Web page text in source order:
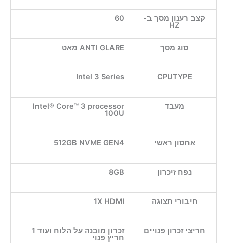
קצב רענון מסך ב-
HZ
60
סוג מסך ANTI GLARE מאט
CPUTYPE
Intel 3 Series
מעבד Intel® Core™ 3 processor
100U
אחסון ראשי 512GB NVME GEN4
נפח זיכרון 8GB
חיבורי תצוגה 1X HDMI
חריצי זכרון פנויים זכרון מובנה על הלוח ועוד 1
חריץ פנוי